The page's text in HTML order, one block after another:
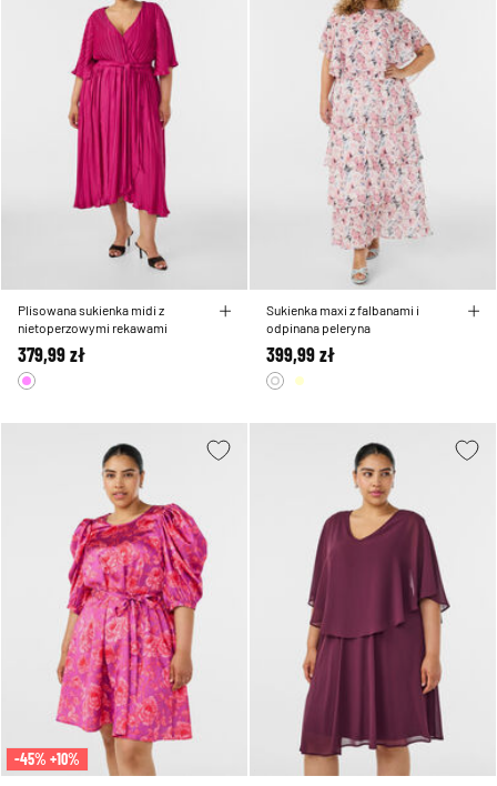
Plisowana sukienka midi z
nietoperzowymi rekawami
379,99 zł
Sukienka maxi z falbanami i
odpinana peleryna
399,99 zł
-45% +10%